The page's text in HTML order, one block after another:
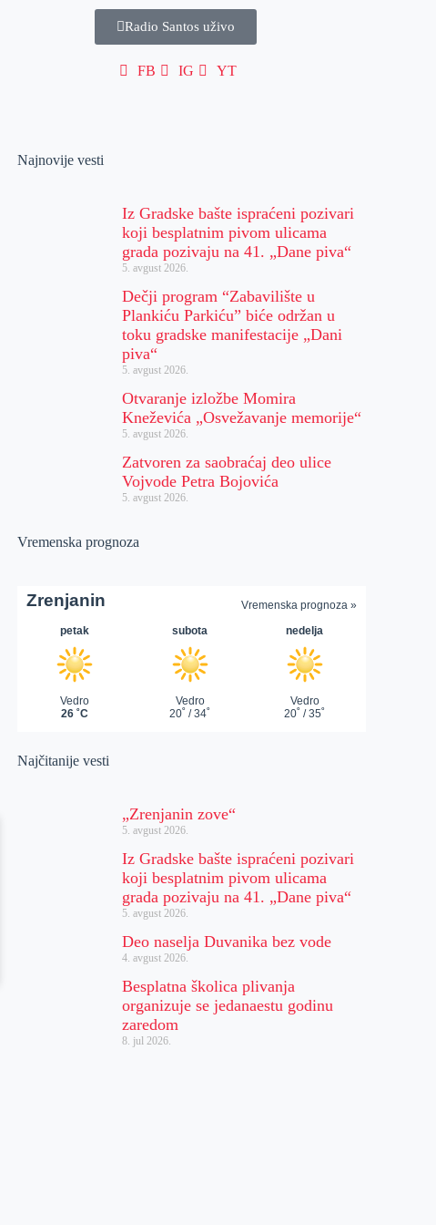
Radio Santos uživo
FB IG YT
Najnovije vesti
Iz Gradske bašte ispraćeni pozivari
koji besplatnim pivom ulicama
grada pozivaju na 41. „Dane piva“
5. avgust 2026.
Dečji program “Zabavilište u
Plankiću Parkiću” biće održan u
toku gradske manifestacije „Dani
piva“
5. avgust 2026.
Otvaranje izložbe Momira
Kneževića „Osvežavanje memorije“
5. avgust 2026.
Zatvoren za saobraćaj deo ulice
Vojvode Petra Bojovića
5. avgust 2026.
Vremenska prognoza
Najčitanije vesti
„Zrenjanin zove“
5. avgust 2026.
Iz Gradske bašte ispraćeni pozivari
koji besplatnim pivom ulicama
grada pozivaju na 41. „Dane piva“
5. avgust 2026.
Deo naselja Duvanika bez vode
4. avgust 2026.
Besplatna školica plivanja
organizuje se jedanaestu godinu
zaredom
8. jul 2026.